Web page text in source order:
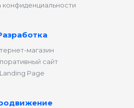
конфиденциальности
магазин
сайт
Landing Page